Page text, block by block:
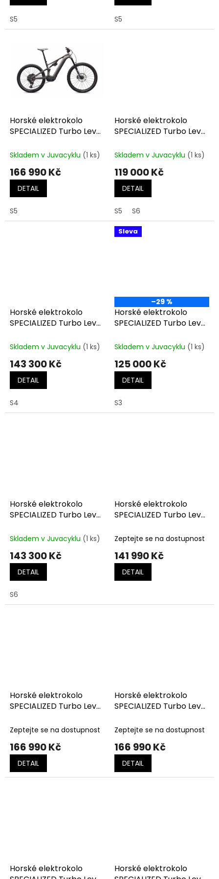
S5 S5
Horské elektrokolo
SPECIALIZED Turbo Levo
Gunmetal
Skladem v Juvacyklu (1 ks)
166 990 Kč
DETAIL
S5
Horské elektrokolo
SPECIALIZED Turbo Levo
Green / Dune White
Skladem v Juvacyklu (1 ks)
119 000 Kč
DETAIL
S5 S6
Horské elektrokolo
SPECIALIZED Turbo Levo
Midnight Shadow /
Skladem v Juvacyklu (1 ks)
143 300 Kč
DETAIL
S4
Sleva
–29 %
Horské elektrokolo
SPECIALIZED Turbo Levo
Silver
Skladem v Juvacyklu (1 ks)
125 000 Kč
DETAIL
S3
Horské elektrokolo
SPECIALIZED Turbo Levo
Dove Grey / Black
Skladem v Juvacyklu (1 ks)
143 300 Kč
DETAIL
S6
Horské elektrokolo
SPECIALIZED Turbo Levo
Obsidian
Zeptejte se na dostupnost
141 990 Kč
DETAIL
Horské elektrokolo
SPECIALIZED Turbo Levo
Deep Lake Metallic
Zeptejte se na dostupnost
166 990 Kč
DETAIL
Horské elektrokolo
SPECIALIZED Turbo Levo
Dusky Pink
Zeptejte se na dostupnost
166 990 Kč
DETAIL
Horské elektrokolo
Horské elektrokolo